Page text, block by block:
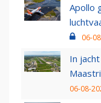
Apollo
06-
In
06-08-